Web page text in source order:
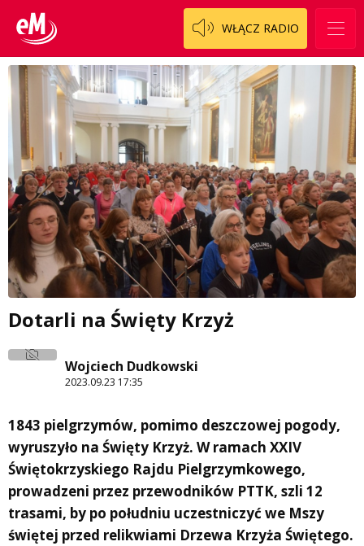
WŁĄCZ RADIO
Dotarli na Święty Krzyż
Wojciech Dudkowski
2023.09.23 17:35
1843 pielgrzymów, pomimo deszczowej pogody,
wyruszyło na Święty Krzyż. W ramach XXIV
Świętokrzyskiego Rajdu Pielgrzymkowego,
prowadzeni przez przewodników PTTK, szli 12
trasami, by po południu uczestniczyć we Mszy
świętej przed relikwiami Drzewa Krzyża Świętego.